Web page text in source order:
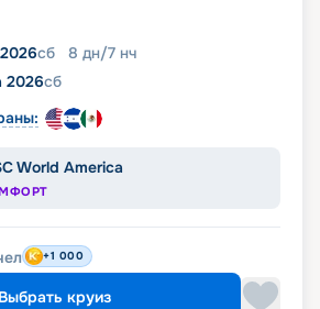
сб 8 дн/7 нч
2026сб
World America
+1 000
Выбрать круиз